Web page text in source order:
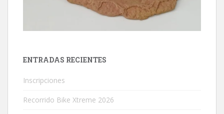
ENTRADAS RECIENTES
Inscripciones
Recorrido Bike Xtreme 2026